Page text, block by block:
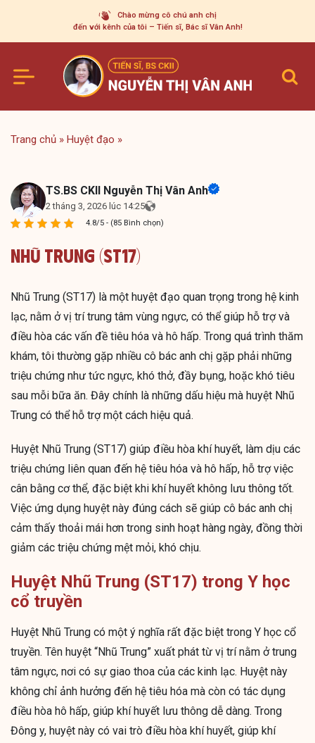
content
Chào mừng cô chú anh chị
đến với kênh của tôi – Tiến sĩ, Bác sĩ Vân Anh!
Trang chủ » Huyệt đạo »
TS.BS CKII Nguyễn Thị Vân Anh
2 tháng 3, 2026 lúc 14:25
4.8/5 - (85 Bình chọn)
Nhũ Trung (ST17)
Nhũ Trung (ST17) là một huyệt đạo quan trọng trong hệ kinh
lạc, nằm ở vị trí trung tâm vùng ngực, có thể giúp hỗ trợ và
điều hòa các vấn đề tiêu hóa và hô hấp. Trong quá trình thăm
khám, tôi thường gặp nhiều cô bác anh chị gặp phải những
triệu chứng như tức ngực, khó thở, đầy bụng, hoặc khó tiêu
sau mỗi bữa ăn. Đây chính là những dấu hiệu mà huyệt Nhũ
Trung có thể hỗ trợ một cách hiệu quả.
Huyệt Nhũ Trung (ST17) giúp điều hòa khí huyết, làm dịu các
triệu chứng liên quan đến hệ tiêu hóa và hô hấp, hỗ trợ việc
cân bằng cơ thể, đặc biệt khi khí huyết không lưu thông tốt.
Việc ứng dụng huyệt này đúng cách sẽ giúp cô bác anh chị
cảm thấy thoải mái hơn trong sinh hoạt hàng ngày, đồng thời
giảm các triệu chứng mệt mỏi, khó chịu.
Huyệt Nhũ Trung (ST17) trong Y học
cổ truyền
Huyệt Nhũ Trung có một ý nghĩa rất đặc biệt trong Y học cổ
truyền. Tên huyệt “Nhũ Trung” xuất phát từ vị trí nằm ở trung
tâm ngực, nơi có sự giao thoa của các kinh lạc. Huyệt này
không chỉ ảnh hưởng đến hệ tiêu hóa mà còn có tác dụng
điều hòa hô hấp, giúp khí huyết lưu thông dễ dàng. Trong
Đông y, huyệt này có vai trò điều hòa khí huyết, giúp khí